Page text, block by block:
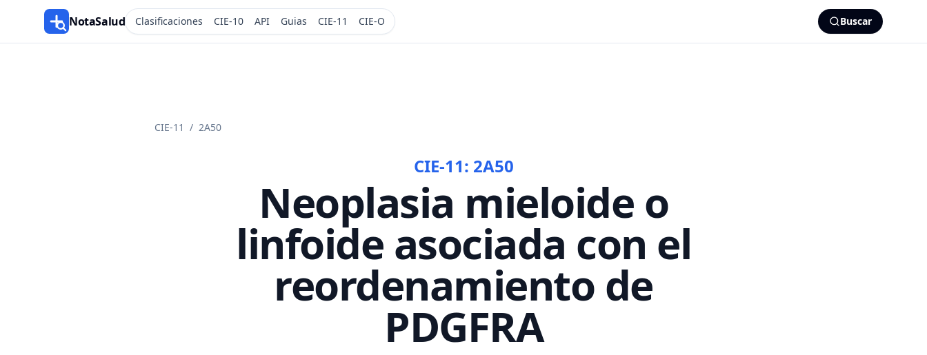
NotaSalud Clasificaciones CIE-10 API Guias CIE-11 CIE-O Buscar
CIE-11 / 2A50
CIE-11: 2A50
Neoplasia mieloide o
linfoide asociada con el
reordenamiento de
PDGFRA